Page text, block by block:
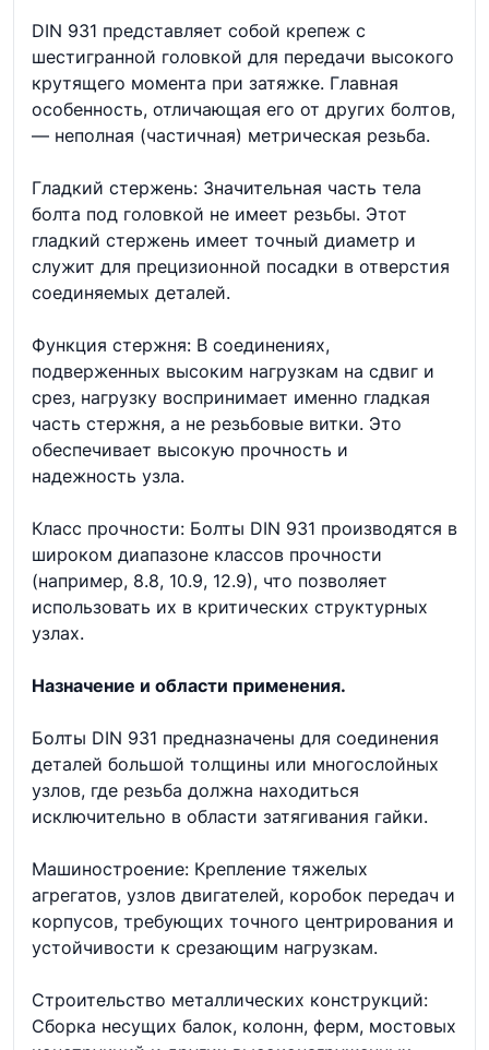
DIN 931 представляет собой крепеж с
шестигранной головкой для передачи высокого
крутящего момента при затяжке. Главная
особенность, отличающая его от других болтов,
— неполная (частичная) метрическая резьба.
Гладкий стержень: Значительная часть тела
болта под головкой не имеет резьбы. Этот
гладкий стержень имеет точный диаметр и
служит для прецизионной посадки в отверстия
соединяемых деталей.
Функция стержня: В соединениях,
подверженных высоким нагрузкам на сдвиг и
срез, нагрузку воспринимает именно гладкая
часть стержня, а не резьбовые витки. Это
обеспечивает высокую прочность и
надежность узла.
Класс прочности: Болты DIN 931 производятся в
широком диапазоне классов прочности
(например, 8.8, 10.9, 12.9), что позволяет
использовать их в критических структурных
узлах.
Назначение и области применения.
Болты DIN 931 предназначены для соединения
деталей большой толщины или многослойных
узлов, где резьба должна находиться
исключительно в области затягивания гайки.
Машиностроение: Крепление тяжелых
агрегатов, узлов двигателей, коробок передач и
корпусов, требующих точного центрирования и
устойчивости к срезающим нагрузкам.
Строительство металлических конструкций:
Сборка несущих балок, колонн, ферм, мостовых